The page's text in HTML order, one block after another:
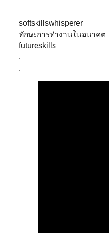
softskillswhisperer
ทักษะการทำงานในอนาคต
futureskills
.
.